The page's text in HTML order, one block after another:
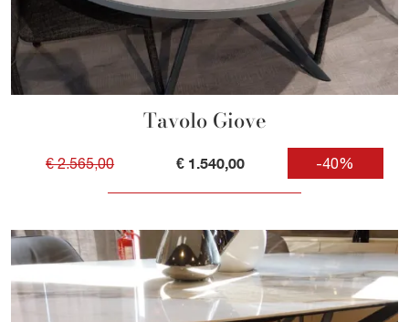
Tavolo Giove
€ 2.565,00 € 1.540,00 -40%